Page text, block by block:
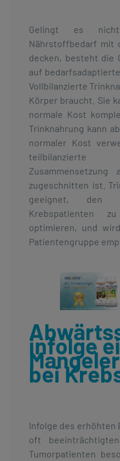
Gelingt es
Nährstoffbedarf mit
decken, besteht die
auf
Vollbilanzierte
Körper braucht. Sie
normale Kost
Trinknahrung kann
normaler Kost
teilbilanzierte
zugeschnitten ist.
geeignet, den
Krebspatienten
optimieren, und
Patientengruppe
infolge
bei
Infolge des erhöhten
oft
Tumorpatienten